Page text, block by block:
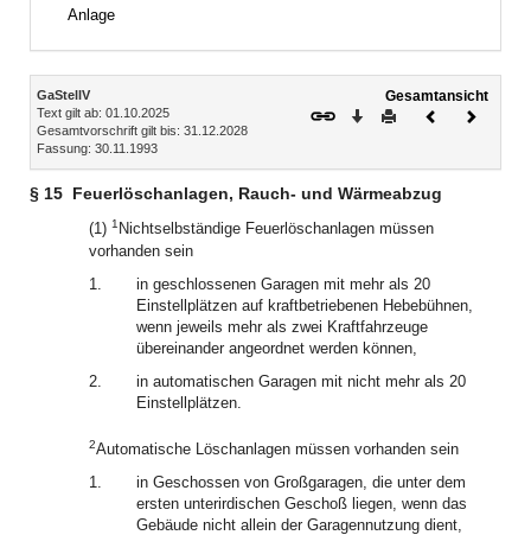
Anlage
Inhalt
GaStellV
Text gilt ab: 01.10.2025
Gesamtvorschrift gilt bis: 31.12.2028
Fassung: 30.11.1993
Gesamtansicht
Download
DruckenVorheriges
§ 15 Feuerlöschanlagen, Rauch- und Wärmeabzug
(1) 1 Nichtselbständige Feuerlöschanlagen müssen
vorhanden sein
1.
in geschlossenen Garagen mit mehr als 20
Einstellplätzen auf kraftbetriebenen Hebebühnen,
wenn jeweils mehr als zwei Kraftfahrzeuge
übereinander angeordnet werden können,
2.
in automatischen Garagen mit nicht mehr als 20
Einstellplätzen.
2Automatische Löschanlagen müssen vorhanden sein
1.
in Geschossen von Großgaragen, die unter dem
ersten unterirdischen Geschoß liegen, wenn das
Gebäude nicht allein der Garagennutzung dient,